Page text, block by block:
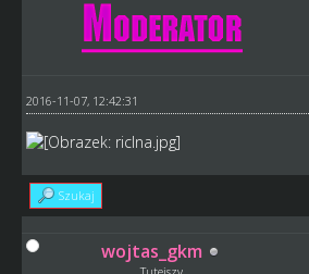
2016-11-07, 12:42:31
Szukaj
wojtas_gkm